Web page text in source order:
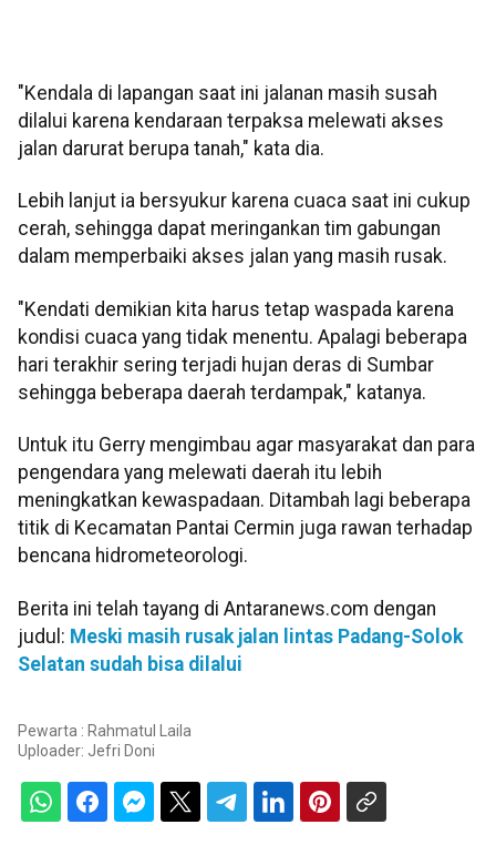
"Kendala di lapangan saat ini jalanan masih susah
dilalui karena kendaraan terpaksa melewati akses
jalan darurat berupa tanah," kata dia.
Lebih lanjut ia bersyukur karena cuaca saat ini cukup
cerah, sehingga dapat meringankan tim gabungan
dalam memperbaiki akses jalan yang masih rusak.
"Kendati demikian kita harus tetap waspada karena
kondisi cuaca yang tidak menentu. Apalagi beberapa
hari terakhir sering terjadi hujan deras di Sumbar
sehingga beberapa daerah terdampak," katanya.
Untuk itu Gerry mengimbau agar masyarakat dan para
pengendara yang melewati daerah itu lebih
meningkatkan kewaspadaan. Ditambah lagi beberapa
titik di Kecamatan Pantai Cermin juga rawan terhadap
bencana hidrometeorologi.
Berita ini telah tayang di Antaranews.com dengan
judul: Meski masih rusak jalan lintas Padang-Solok
Selatan sudah bisa dilalui
Pewarta : Rahmatul Laila
Uploader: Jefri Doni